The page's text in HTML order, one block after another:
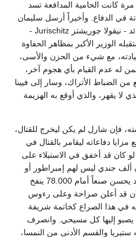
كانت الحامية المدافعة تسد
في الدفاع. وأخيراً أرسل سليمان
جواز مرور وبعض الرهائن إلى القائد - نيقولا جوريشتز Jurischitz -
الوزير الأكبر بمظاهر الحفاوة
مع شيء من الحزن والأسى،
له عدم القيام بأي هجوم آخر،
الضباط الأتراك، وسار إلى فيينا
يقهر، والذي أوقع به الهزيمة
فإن شارل لم يكن ليخرج للقتال،
دفاعاته ليقامر بالقتال في
كان قد أخفق في الاستيلاء على
ألف جندي ليس لهم إمبراطور أو
ملك ظاهر في الميدان، فإنه لا يكاد يحسن صنعاً أمام 78.000 ينفخ
قد أعلن صراحة وعلى رءوس
في هذا الصراع كخاتمة شريفة
يصبو إليها كل مسيحي. وانصرف
والقسم الأدنى من النمسا،